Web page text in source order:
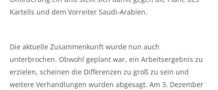
Kartells und dem Vorreiter Saudi-Arabien.
Die aktuelle Zusammenkunft wurde nun auch
unterbrochen. Obwohl geplant war, ein Arbeitsergebnis zu
erzielen, scheinen die Differenzen zu groß zu sein und
weitere Verhandlungen wurden abgesagt. Am 3. Dezember